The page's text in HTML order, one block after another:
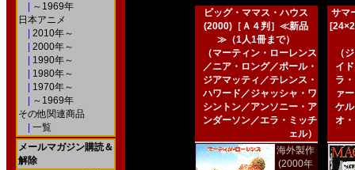
～1969年
日本アニメ
2010年～
2000年～
1990年～
1980年～
1970年～
～1969年
その他関連商品
一覧
メールマガジン購読＆
解除
ビッグ・ママス・ハウス
(2000)［Ａ４判］≪新品
≫（1人1冊まで）
（マーティン・ローレンス
／ニア・ロング／ポール・
ジアマッティ／テレンス・
ハワード／ジャッシャ・ワ
シントン／アンソニー・ア
ンダーソン／エラ・ミッチ
ェル）
海外製作
(2000年
サマ
（
イ
ラ
ァ
ケ
オ